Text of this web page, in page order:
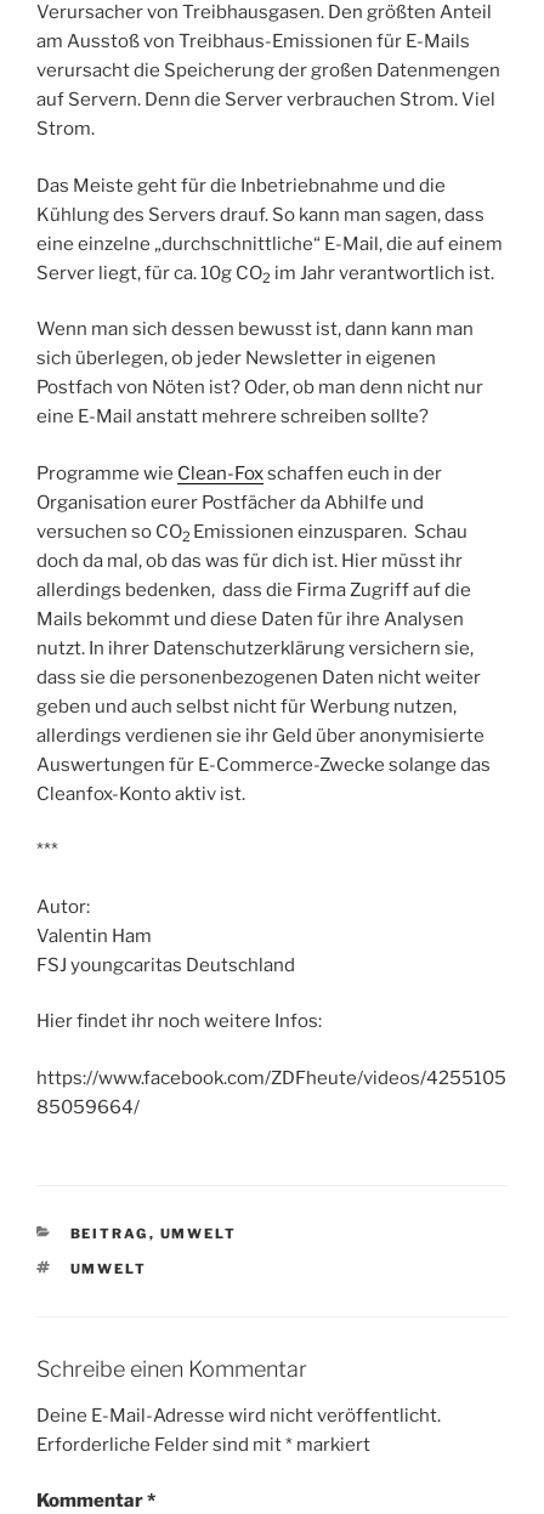
Verursacher von Treibhausgasen. Den größten Anteil
am Ausstoß von Treibhaus-Emissionen für E-Mails
verursacht die Speicherung der großen Datenmengen
auf Servern. Denn die Server verbrauchen Strom. Viel
Strom.
Das Meiste geht für die Inbetriebnahme und die
Kühlung des Servers drauf. So kann man sagen, dass
eine einzelne „durchschnittliche“ E-Mail, die auf einem
Server liegt, für ca. 10g CO2 im Jahr verantwortlich ist.
Wenn man sich dessen bewusst ist, dann kann man
sich überlegen, ob jeder Newsletter in eigenen
Postfach von Nöten ist? Oder, ob man denn nicht nur
eine E-Mail anstatt mehrere schreiben sollte?
Programme wie Clean-Foxschaffen euch in der
Organisation eurer Postfächer da Abhilfe und
versuchen so CO2 Emissionen einzusparen. Schau
doch da mal, ob das was für dich ist. Hier müsst ihr
allerdings bedenken, dass die Firma Zugriff auf die
Mails bekommt und diese Daten für ihre Analysen
nutzt. In ihrer Datenschutzerklärung versichern sie,
dass sie die personenbezogenen Daten nicht weiter
geben und auch selbst nicht für Werbung nutzen,
allerdings verdienen sie ihr Geld über anonymisierte
Auswertungen für E-Commerce-Zwecke solange das
Cleanfox-Konto aktiv ist.
***
Autor:
Valentin Ham
FSJ youngcaritas Deutschland
Hier findet ihr noch weitere Infos:
https://www.facebook.com/ZDFheute/videos/4255105
85059664/
KATEGORIEN
BEITRAG , UMWELT
SCHLAGWÖRTER
UMWELT
Schreibe einen Kommentar
Deine E-Mail-Adresse wird nicht veröffentlicht.
Erforderliche Felder sind mit* markiert
Kommentar*